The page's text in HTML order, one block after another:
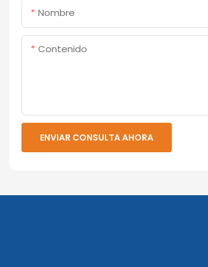
Nombre
Contenido
ENVIAR CONSULTA AHORA